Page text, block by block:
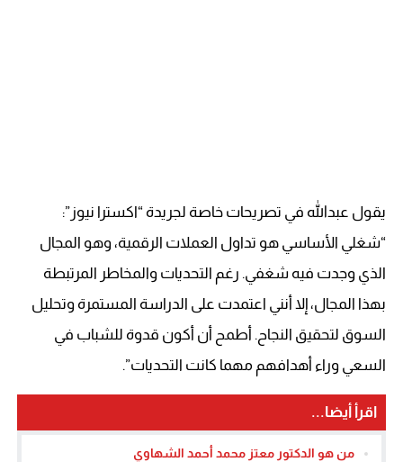
يقول عبدالله في تصريحات خاصة لجريدة “اكسترا نيوز”:
“شغلي الأساسي هو تداول العملات الرقمية، وهو المجال
الذي وجدت فيه شغفي. رغم التحديات والمخاطر المرتبطة
بهذا المجال، إلا أنني اعتمدت على الدراسة المستمرة وتحليل
السوق لتحقيق النجاح. أطمح أن أكون قدوة للشباب في
السعي وراء أهدافهم مهما كانت التحديات”.
اقرأ أيضا...
من هو الدكتور معتز محمد أحمد الشهاوي